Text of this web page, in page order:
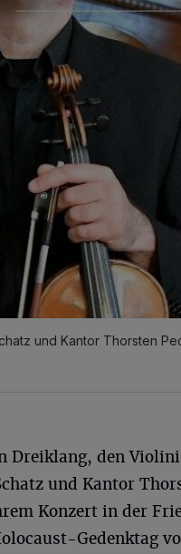
und Kantor Thorsten
Dreiklang, den
und Kantor
Konzert in der
Gedenktag